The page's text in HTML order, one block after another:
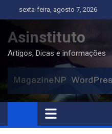
to
content
sexta-feira, agosto 7, 2026
Asinstituto
Artigos, Dicas e informações